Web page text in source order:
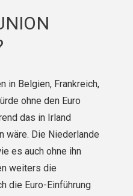
in Belgien, Frankreich,
ohne den Euro
das in Irland
wäre. Die Niederlande
es auch ohne ihn
weiters die
die Euro-Einführung